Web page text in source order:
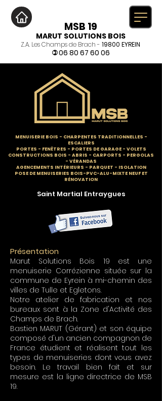
MSB 19
MARUT SOLUTIONS BOIS
Z.A. Les Champs de Brach - 19800 EYREIN
)06 80 67 60 06
MENUISERIE BOIS - CHARPENTES TRADITIONNELLES -
ESCALIERS
PORTES - FENÊTRES - PORTES DE GARAGE - VOLETS
CONSTRUCTIONS BOIS - ABRIS - CARPORTS - PERGOLAS
- VÉRANDAS
AGENCEMENTS INTÉRIEURS - PARQUET - ISOLATION
POSE DE MENUISERIES BOIS-PVC-ALU-MIXTE NEUF ET
RÉNOVATION
Saint Martial Entraygues
Présentation
Marut Solutions Bois 19 est une
menuiserie Corrézienne située sur la
commune de Eyrein à mi-chemin des
villes de Tulle et Egletons.
Notre atelier de fabrication et nos
bureaux sont à la Zone d'Activité des
Champs de Brach.
Bastien MARUT (Gérant) et son équipe
composé d'un ancien compagnon de
France étudient et réalisent tout les
types de menuiseries dont vous avez
besoin. Le travail bien fait et sur
mesure est la ligne directrice de MSB
19.